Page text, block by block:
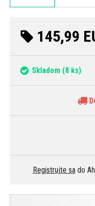
145,99
Skladom (8 ks)
Registrujte sado